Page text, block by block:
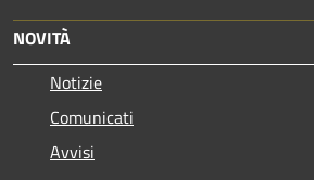
NOVITÀ
Notizie
Comunicati
Avvisi